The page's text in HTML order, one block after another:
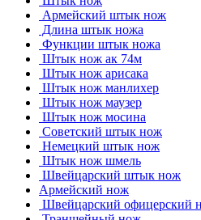
Армейский штык нож
Длина штык ножа
Функции штык ножа
Штык нож ак 74м
Штык нож арисака
Штык нож манлихер
Штык нож маузер
Штык нож мосина
Советский штык нож
Немецкий штык нож
Штык нож шмель
Швейцарский штык нож
Армейский нож
Швейцарский офицерский